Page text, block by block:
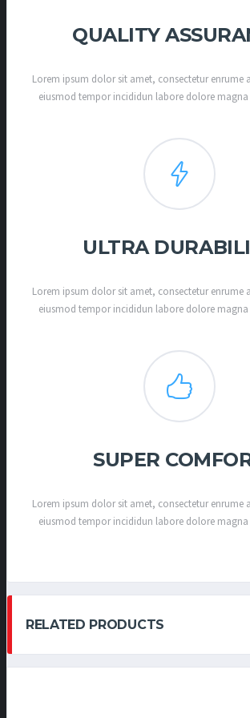
QUALITY
Lorem ipsum dolor sit amet, consectetur enrume
eiusmod tempor incididun labore dolore
ULTRA
Lorem ipsum dolor sit amet, consectetur enrume
eiusmod tempor incididun labore dolore
SUPER
Lorem ipsum dolor sit amet, consectetur enrume
eiusmod tempor incididun labore dolore
RELATED PRODUCTS